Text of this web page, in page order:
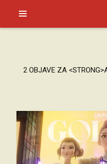
SAGUD.XYZ
2 OBJAVE ZA